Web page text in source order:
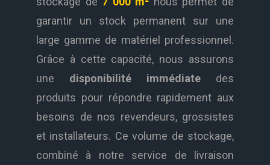
garantir un stock permanent sur une
large gamme de matériel professionnel.
Grâce à cette capacité, nous assurons
une disponibilité immédiate des
produits pour répondre rapidement aux
besoins de nos revendeurs, grossistes
et installateurs. Ce volume de stockage,
combiné à notre service de livraison